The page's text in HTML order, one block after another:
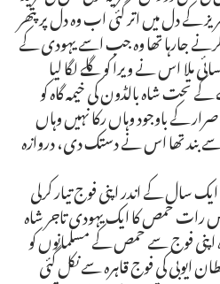
کے دل میں اتر گئی اب وہ دل پر پتھر
جارہا تھا وہ جب اسے یہودی کے
ملا اس نے ویرا کو گلے لگا لیا
کے تحت شاہ بالڈون کی خیمہ گاہ کو
کے باوجود وہاں رکا نہیں وہاں
سے بند تھا اس نے دستک دی، دروازہ
سال کے اندر اپنی فوج تیار کرلی
رات حمص کا ایک یہودی تاجر شاہ
اپنی فوج سے حمص کے مسلمانوں کو
ایوبی کی فوج قاہرہ سے نکل گئی